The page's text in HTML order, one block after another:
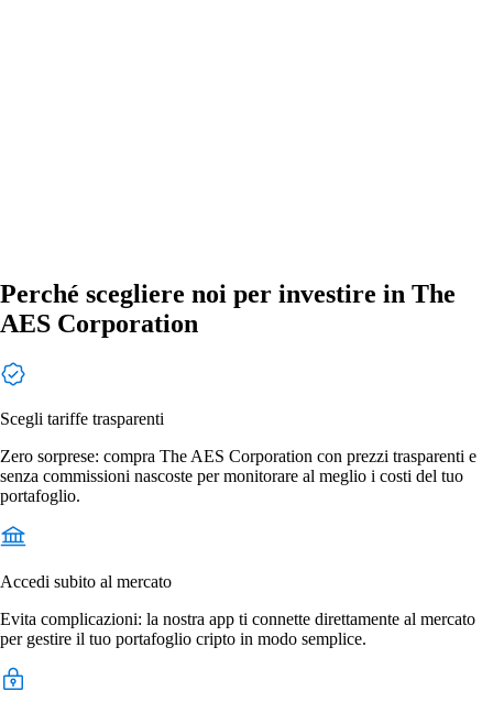
Perché scegliere noi per investire in The
AES Corporation
Scegli tariffe trasparenti
Zero sorprese: compra The AES Corporation con prezzi trasparenti e
senza commissioni nascoste per monitorare al meglio i costi del tuo
portafoglio.
Accedi subito al mercato
Evita complicazioni: la nostra app ti connette direttamente al mercato
per gestire il tuo portafoglio cripto in modo semplice.